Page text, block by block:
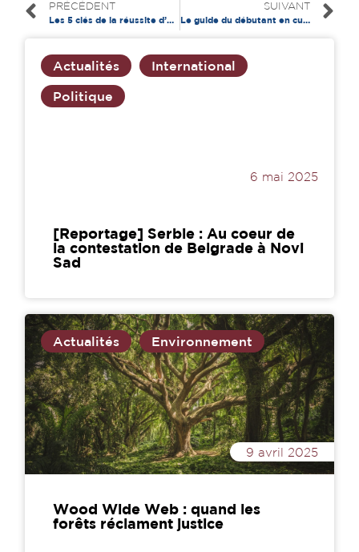
PRÉCÉDENT
Les 5 clés de la réussite d’après une étudiante en droit
SUIVANT
Le guide du débutant en cuisine
Actualités International
Politique
6 mai 2025
[Reportage] Serbie : Au coeur de
la contestation de Belgrade à Novi
Sad
Actualités Environnement
9 avril 2025
Wood Wide Web : quand les
forêts réclament justice